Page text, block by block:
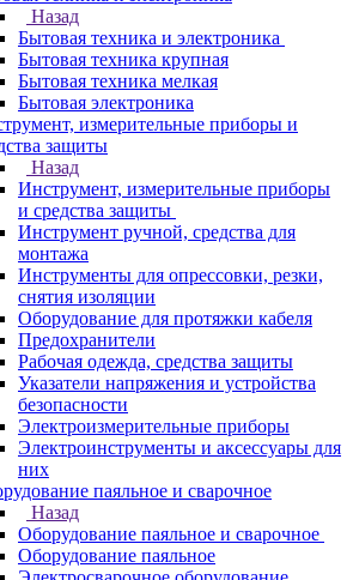
Назад
Бытовая техника и электроника
Бытовая техника крупная
Бытовая техника мелкая
Бытовая электроника
измерительные приборы и
защиты
Назад
Инструмент, измерительные приборы
и средства защиты
Инструмент ручной, средства для
монтажа
Инструменты для опрессовки, резки,
снятия изоляции
Оборудование для протяжки кабеля
Предохранители
Рабочая одежда, средства защиты
Указатели напряжения и устройства
безопасности
Электроизмерительные приборы
Электроинструменты и аксессуары для
них
паяльное и сварочное
Назад
Оборудование паяльное и сварочное
Оборудование паяльное